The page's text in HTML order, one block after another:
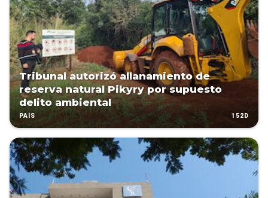
Tribunal autorizó allanamiento de
reserva natural Pikyry por supuesto
delito ambiental
PAÍS 152D